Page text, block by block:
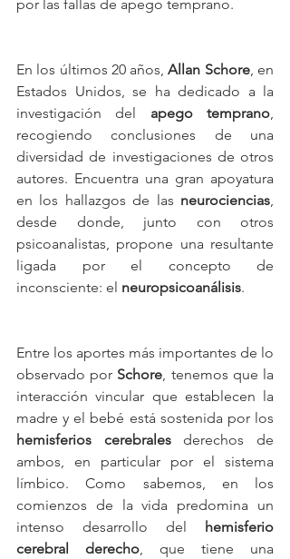
por las fallas de apego temprano.
En los últimos 20 años, Allan Schore, en
Estados Unidos, se ha dedicado a la
investigación del apego temprano,
recogiendo conclusiones de una
diversidad de investigaciones de otros
autores. Encuentra una gran apoyatura
en los hallazgos de las neurociencias,
desde donde, junto con otros
psicoanalistas, propone una resultante
ligada por el concepto de
inconsciente: el neuropsicoanálisis.
Entre los aportes más importantes de lo
observado por Schore, tenemos que la
interacción vincular que establecen la
hemisferios cerebrales derechos de
ambos, en particular por el sistema
límbico. Como sabemos, en los
comienzos de la vida predomina un
intenso desarrollo del hemisferio
cerebral derecho, que tiene una